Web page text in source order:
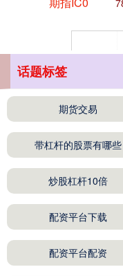
上证综指
深证成指
话题标签
期货交易
带杠杆的股票有哪些
炒股杠杆10倍
配资平台下载
配资平台配资